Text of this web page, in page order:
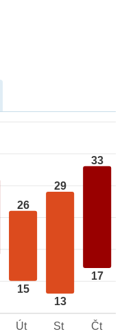
26
15
29
13
33
17
Út St Čt